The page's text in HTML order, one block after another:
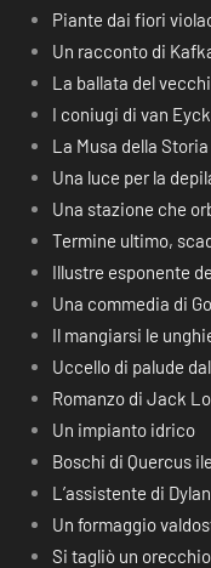
Piante dai fiori
Un racconto di
La ballata del
I coniugi di van Eyck
La Musa della Storia
Una luce per la
Una stazione che
Termine ultimo,
Illustre esponente
Una commedia di
Il mangiarsi le
Uccello di palude
Romanzo di Jack
Un impianto idrico
Boschi di Quercus
L’assistente di
Un formaggio
Si tagliò un orecchio